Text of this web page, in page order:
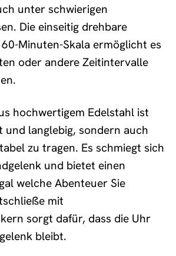
unter schwierigen
Die einseitig drehbare
Minuten-Skala ermöglicht es
oder andere Zeitintervalle
hochwertigem Edelstahl ist
langlebig, sondern auch
zu tragen. Es schmiegt sich
und bietet einen
welche Abenteuer Sie
mit
sorgt dafür, dass die Uhr
bleibt.